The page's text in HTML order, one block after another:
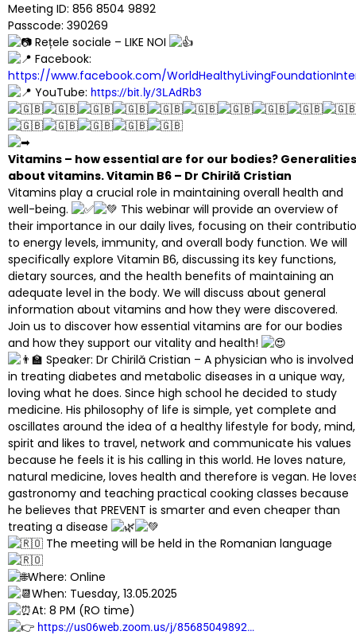
Meeting ID: 856 8504 9892
Passcode: 390269
Rețele sociale – LIKE NOI
Facebook:
https://www.facebook.com/
YouTube: https://bit.ly/3LAdRb3
Vitamins – how essential are for our bodies? Generalities
about vitamins. Vitamin B6 – Dr Chirilă Cristian
Vitamins play a crucial role in maintaining overall health and
well-being.
This webinar will provide an overview of
their importance in our daily lives, focusing on their
to energy levels, immunity, and overall body function. We will
specifically explore Vitamin B6, discussing its key functions,
dietary sources, and the health benefits of maintaining an
adequate level in the body. We will discuss about general
information about vitamins and how they were discovered.
Join us to discover how essential vitamins are for our bodies
and how they support our vitality and health!
Speaker: Dr Chirilă Cristian – A physician who is involved
in treating diabetes and metabolic diseases in a unique way,
loving what he does. Since high school he decided to study
medicine. His philosophy of life is simple, yet complete and
oscillates around the idea of a healthy lifestyle for body, mind,
spirit and likes to travel, network and communicate his values
because he feels it is his calling in this world. He loves nature,
natural medicine, loves health and therefore is vegan. He
gastronomy and teaching practical cooking classes because
he believes that PREVENT is smarter and even cheaper than
treating a disease
The meeting will be held in the Romanian language
Where: Online
When: Tuesday, 13.05.2025
At: 8 PM (RO time)
https://us06web.zoom.us/j/85685049892…